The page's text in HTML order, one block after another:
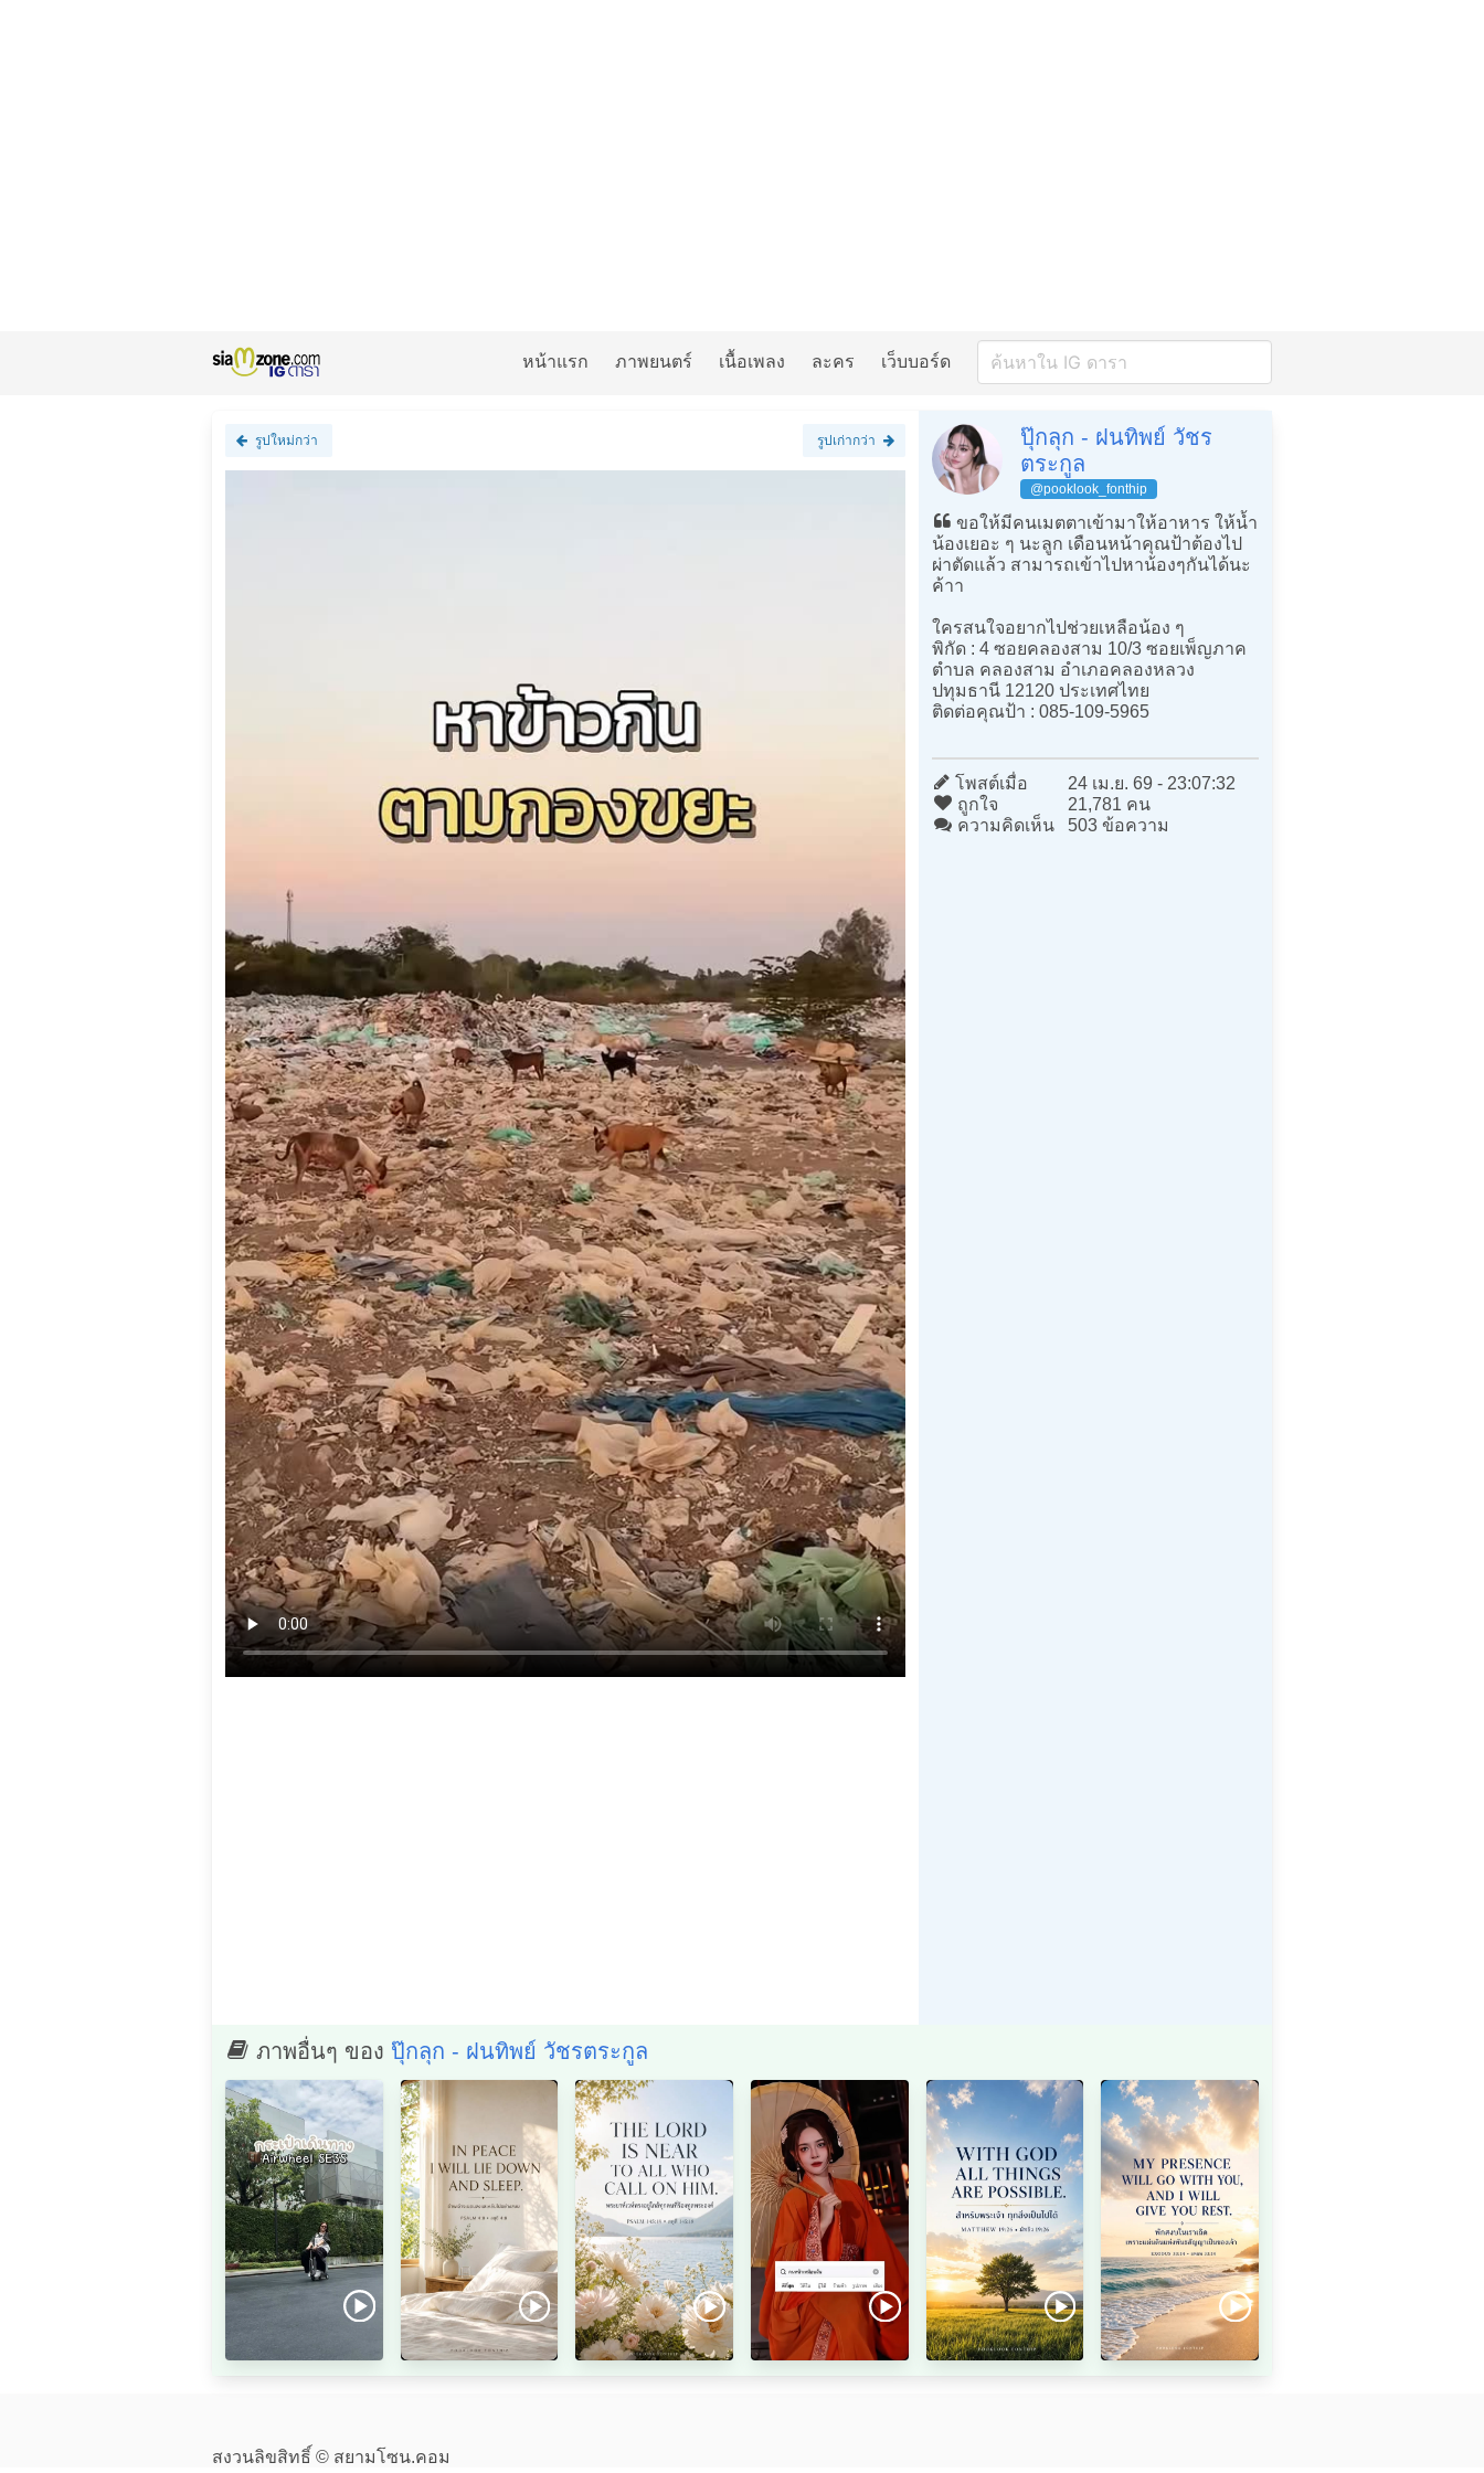
หน้าแรก ภาพยนตร์ เนื้อเพลง ละคร เว็บบอร์ด
รูปใหม่กว่า รูปเก่ากว่า
ปุ๊กลุก - ฝนทิพย์ วัชร
ตระกูล
@pooklook_fonthip
ขอให้มีคนเมตตาเข้ามาให้อาหาร ให้น้ำ
น้องเยอะ ๆ นะลูก เดือนหน้าคุณป้าต้องไป
ผ่าตัดแล้ว สามารถเข้าไปหาน้องๆกันได้นะ
ค้าา
ใครสนใจอยากไปช่วยเหลือน้อง ๆ
พิกัด : 4 ซอยคลองสาม 10/3 ซอยเพ็ญภาค
ตำบล คลองสาม อำเภอคลองหลวง
ปทุมธานี 12120 ประเทศไทย
ติดต่อคุณป้า : 085-109-5965
โพสต์เมื่อ
24 เม.ย. 69 - 23:07:32
ถูกใจ
21,781 คน
ความคิดเห็น
503 ข้อความ
ภาพอื่นๆ ของ ปุ๊กลุก - ฝนทิพย์ วัชรตระกูล
สงวนลิขสิทธิ์ © สยามโซน.คอม